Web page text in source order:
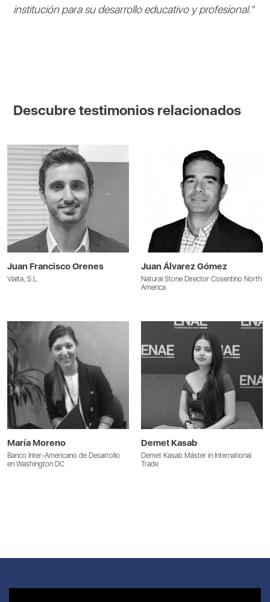
institución para su desarrollo educativo y profesional."
Descubre testimonios relacionados
Juan Francisco Orenes
Vialta, S.L.
Juan Álvarez Gómez
Natural Stone Director Cosentino North
America
María Moreno
Banco Inter-Americano de Desarrollo
en Washington DC
Demet Kasab
Demet Kasab Máster in International
Trade